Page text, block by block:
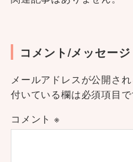
コメント/メッセージ
メールアドレスが公開さ
付いている欄は必須項目
コメント ※